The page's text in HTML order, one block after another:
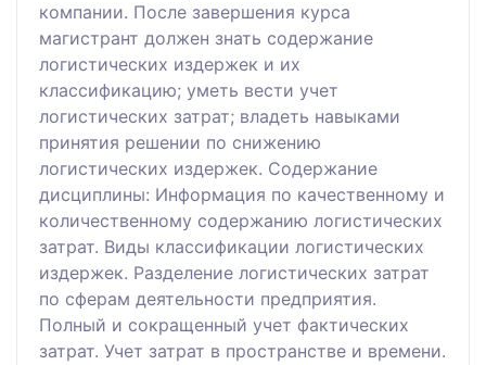
компании. После завершения курса
магистрант должен знать содержание
логистических издержек и их
классификацию; уметь вести учет
логистических затрат; владеть навыками
принятия решении по снижению
логистических издержек. Содержание
дисциплины: Информация по качественному и
количественному содержанию логистических
затрат. Виды классификации логистических
издержек. Разделение логистических затрат
по сферам деятельности предприятия.
Полный и сокращенный учет фактических
затрат. Учет затрат в пространстве и времени.